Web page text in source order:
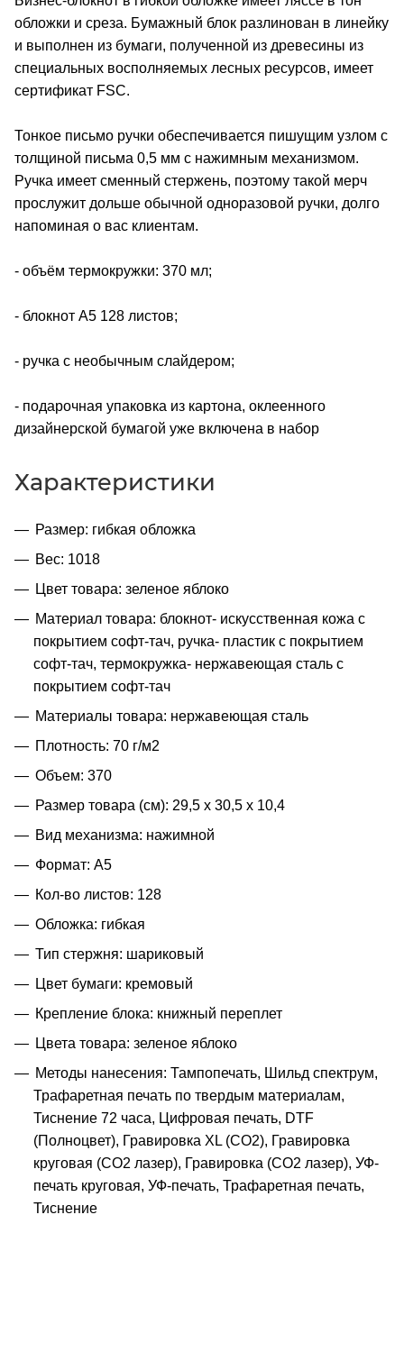
обложки и среза. Бумажный блок разлинован в линейку
и выполнен из бумаги, полученной из древесины из
специальных восполняемых лесных ресурсов, имеет
сертификат FSC.
Тонкое письмо ручки обеспечивается пишущим узлом с
толщиной письма 0,5 мм с нажимным механизмом.
Ручка имеет сменный стержень, поэтому такой мерч
прослужит дольше обычной одноразовой ручки, долго
напоминая о вас клиентам.
- объём термокружки: 370 мл;
- блокнот А5 128 листов;
- ручка с необычным слайдером;
- подарочная упаковка из картона, оклеенного
дизайнерской бумагой уже включена в набор
Характеристики
Размер: гибкая обложка
Вес: 1018
Цвет товара: зеленое яблоко
Материал товара: блокнот- искусственная кожа с
покрытием софт-тач, ручка- пластик с покрытием
софт-тач, термокружка- нержавеющая сталь с
покрытием софт-тач
Материалы товара: нержавеющая cталь
Плотность: 70 г/м2
Объем: 370
Размер товара (см): 29,5 х 30,5 х 10,4
Вид механизма: нажимной
Формат: A5
Кол-во листов: 128
Обложка: гибкая
Тип стержня: шариковый
Цвет бумаги: кремовый
Крепление блока: книжный переплет
Цвета товара: зеленое яблоко
Методы нанесения: Тампопечать, Шильд спектрум,
Трафаретная печать по твердым материалам,
Тиснение 72 часа, Цифровая печать, DTF
(Полноцвет), Гравировка XL (СО2), Гравировка
круговая (CO2 лазер), Гравировка (CO2 лазер), УФ-
печать круговая, УФ-печать, Трафаретная печать,
Тиснение